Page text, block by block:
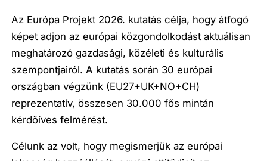
Az Európa Projekt 2026. kutatás célja, hogy átfogó
képet adjon az európai közgondolkodást aktuálisan
meghatározó gazdasági, közéleti és kulturális
szempontjairól. A kutatás során 30 európai
országban végzünk (EU27+UK+NO+CH)
reprezentatív, összesen 30.000 fős mintán
kérdőíves felmérést.
Célunk az volt, hogy megismerjük az európai